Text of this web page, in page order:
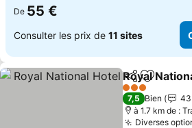
De 55 €
Consulter les prix de 11 sites
PartagerAjouter
Royal
3 Étoiles
7,5 Bien
à 1.7 km de :
Diverses